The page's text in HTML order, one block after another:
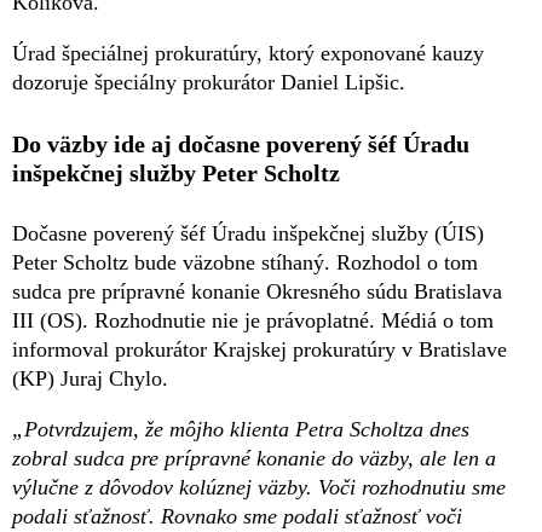
Úrad špeciálnej prokuratúry, ktorý exponované kauzy
dozoruje špeciálny prokurátor Daniel Lipšic.
Do väzby ide aj dočasne poverený šéf Úradu
inšpekčnej služby Peter Scholtz
Dočasne poverený šéf Úradu inšpekčnej služby (ÚIS)
Peter Scholtz bude väzobne stíhaný. Rozhodol o tom
sudca pre prípravné konanie Okresného súdu Bratislava
III (OS). Rozhodnutie nie je právoplatné. Médiá o tom
informoval prokurátor Krajskej prokuratúry v Bratislave
(KP) Juraj Chylo.
„Potvrdzujem, že môjho klienta Petra Scholtza dnes
zobral sudca pre prípravné konanie do väzby, ale len a
výlučne z dôvodov kolúznej väzby. Voči rozhodnutiu sme
podali sťažnosť. Rovnako sme podali sťažnosť voči